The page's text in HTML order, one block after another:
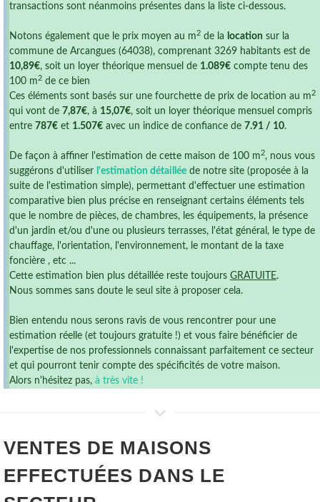
transactions sont néanmoins présentes dans la liste ci-dessous.
Notons également que le prix moyen au m 2 de la location sur la
commune de Arcangues (64038), comprenant 3269 habitants est de
10,89€, soit un loyer théorique mensuel de 1.089€ compte tenu des
100 m 2 de ce bien
Ces éléments sont basés sur une fourchette de prix de location au m 2
qui vont de 7,87€, à 15,07€, soit un loyer théorique mensuel compris
entre 787€ et 1.507€ avec un indice de confiance de 7.91 / 10.
De façon à affiner l'estimation de cette maison de 100 m 2, nous vous
suggérons d'utiliser l'estimation détaillée de notre site (proposée à la
suite de l'estimation simple), permettant d'effectuer une estimation
comparative bien plus précise en renseignant certains éléments tels
que le nombre de pièces, de chambres, les équipements, la présence
d'un jardin et/ou d'une ou plusieurs terrasses, l'état général, le type de
chauffage, l'orientation, l'environnement, le montant de la taxe
foncière , etc ...
Cette estimation bien plus détaillée reste toujours GRATUITE.
Nous sommes sans doute le seul site à proposer cela.
Bien entendu nous serons ravis de vous rencontrer pour une
estimation réelle (et toujours gratuite !) et vous faire bénéficier de
l'expertise de nos professionnels connaissant parfaitement ce secteur
et qui pourront tenir compte des spécificités de votre maison.
Alors n'hésitez pas, à très vite !
VENTES DE MAISONS
EFFECTUÉES DANS LE